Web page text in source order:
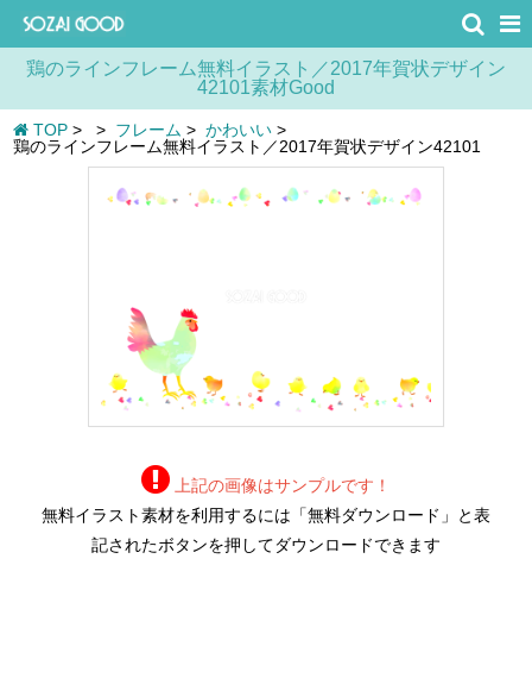
鶏のラインフレーム無料イラスト／2017年賀状デザイン
42101素材Good
TOP > > フレーム > かわいい >
鶏のラインフレーム無料イラスト／2017年賀状デザイン42101
上記の画像はサンプルです！
無料イラスト素材を利用するには「無料ダウンロード」と表
記されたボタンを押してダウンロードできます